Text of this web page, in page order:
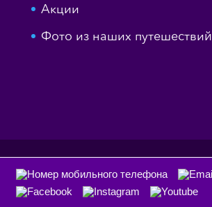
Акции
Фото из наших путешествий